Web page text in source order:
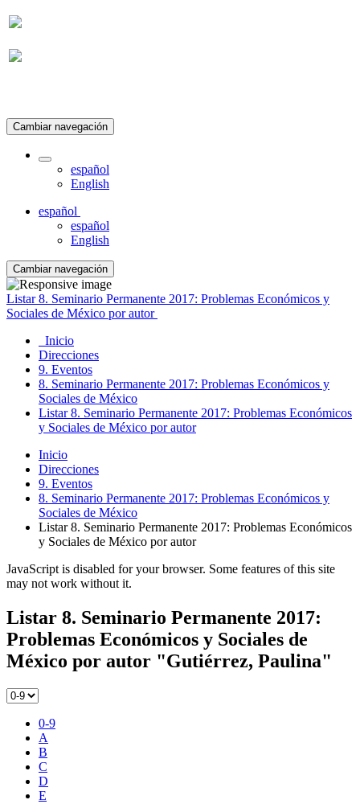
Cambiar navegación
español
English
español
español
English
Cambiar navegación
Listar 8. Seminario Permanente 2017: Problemas Económicos y
Sociales de México por autor
Inicio
Direcciones
9. Eventos
8. Seminario Permanente 2017: Problemas Económicos y
Sociales de México
Listar 8. Seminario Permanente 2017: Problemas Económicos
y Sociales de México por autor
Inicio
Direcciones
9. Eventos
8. Seminario Permanente 2017: Problemas Económicos y
Sociales de México
Listar 8. Seminario Permanente 2017: Problemas Económicos
y Sociales de México por autor
JavaScript is disabled for your browser. Some features of this site
may not work without it.
Listar 8. Seminario Permanente 2017:
Problemas Económicos y Sociales de
México por autor "Gutiérrez, Paulina"
0-9
A
B
C
D
E